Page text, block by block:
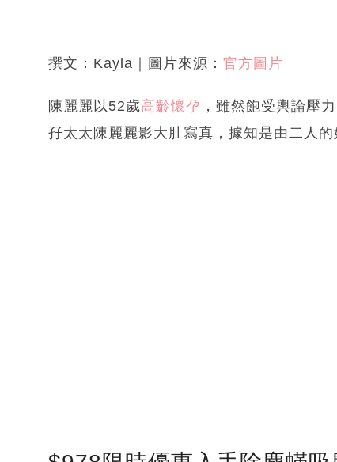
撰文：Kayla｜圖片來源： 官方圖片
陳麗麗以52歲高齡懷孕 ，雖然飽受輿論壓
孖太太陳麗麗影大肚寫真，據知是由二人